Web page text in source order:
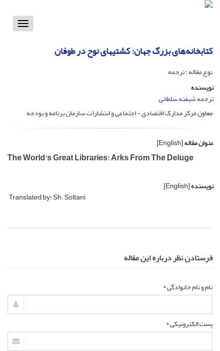
Toggle
کتابخانه‌های بزرگ جهان: کشتیهای نوح در طوفان
نوع مقاله : ترجمه
نویسنده
ترجمه شیفته سلطانی
معاون مرکز مدارک اقتصادی - اجتماعی و انتشارات سازمان برنامه و بودجه
عنوان مقاله[English]
The World's Great Libraries: Arks From The Deluge
نویسنده[English]
Translated by: Sh. Soltani
فرستادن نظر درباره این مقاله
نام و نام خانوادگی *
پست الکترونیکی *